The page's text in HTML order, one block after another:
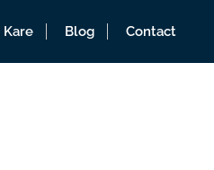
Kare Blog Contact